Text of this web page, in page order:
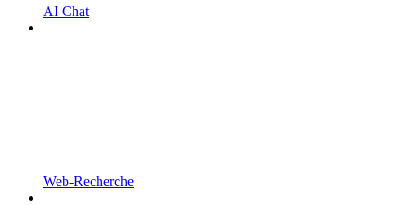
AI Chat
Web-Recherche